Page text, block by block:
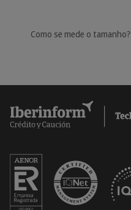
Como se mede o tamanho?